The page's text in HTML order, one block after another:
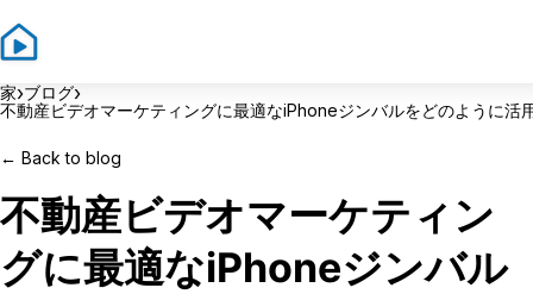
家›ブログ›
不動産ビデオマーケティングに最適なiPhoneジンバルをどのように活
← Back to blog
不動産ビデオマーケティン
グに最適なiPhoneジンバル